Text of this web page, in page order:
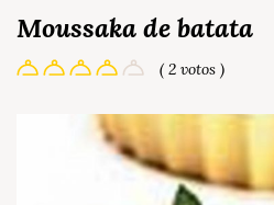
Moussaka de batata
( 2 votos )